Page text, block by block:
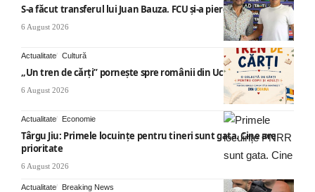
S-a făcut transferul lui Juan Bauza. FCU și-a pierdut vedeta
6 August 2026
Actualitate Cultură
„Un tren de cărți” pornește spre românii din Ucraina
6 August 2026
Actualitate Economie
Târgu Jiu: Primele locuințe pentru tineri sunt gata. Cine are
prioritate
6 August 2026
Actualitate Breaking News